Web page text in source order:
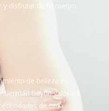
disfrutar de tu cuerpo.
de belleza es
Germán Bayón valorará
de cada